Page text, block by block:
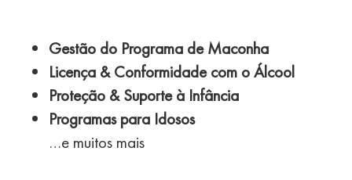
Gestão do Programa de Maconha
Licença & Conformidade com o Álcool
Proteção & Suporte à Infância
Programas para Idosos
…e muitos mais